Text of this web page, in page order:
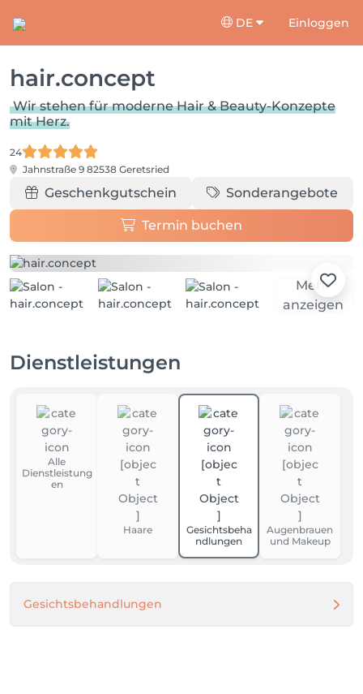
DE Einloggen
hair.concept
Wir stehen für moderne Hair & Beauty-Konzepte
mit Herz.
24
Jahnstraße 9 82538 Geretsried
Geschenkgutschein Sonderangebote
Termin buchen
Mehr
anzeigen
Dienstleistungen
Alle
Dienstleistung
en
Haare
Gesichtsbeha
ndlungen
Augenbrauen
und Makeup
Gesichtsbehandlungen